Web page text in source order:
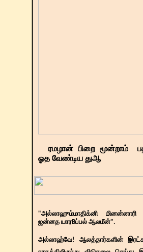
ரமழான் பிறை மூன்றாம்
ஓத வேண்டிய துஆ
"அல்லாஹும்மாதிக்னி
ஜன்னத யாரBப்பல் ஆலமீன்".
அல்லாஹ்வே! ஆலத்தார்களின்